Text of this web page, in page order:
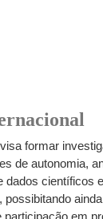
formar
de autonomia,
dados científicos
possibitando
participação em